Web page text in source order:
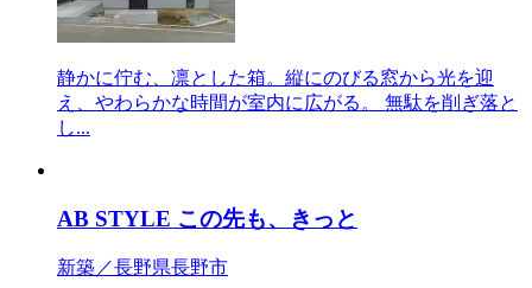
静かに佇む、凛とした箱。縦にのびる窓から光を迎
え、やわらかな時間が室内に広がる。 無駄を削ぎ落と
し...
AB STYLE この先も、きっと
新築／長野県長野市